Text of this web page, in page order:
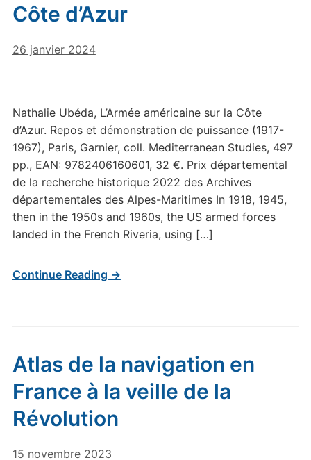
Côte d’Azur
26 janvier 2024
Nathalie Ubéda, L’Armée américaine sur la Côte
d’Azur. Repos et démonstration de puissance (1917-
1967), Paris, Garnier, coll. Mediterranean Studies, 497
pp., EAN: 9782406160601, 32 €. Prix départemental
de la recherche historique 2022 des Archives
départementales des Alpes-Maritimes In 1918, 1945,
then in the 1950s and 1960s, the US armed forces
landed in the French Riveria, using […]
Continue Reading →
Atlas de la navigation en
France à la veille de la
Révolution
15 novembre 2023